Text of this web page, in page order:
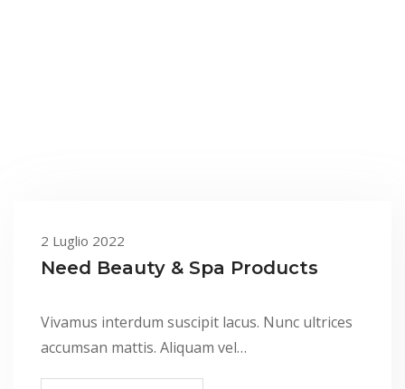
2 Luglio 2022
Need Beauty & Spa Products
Vivamus interdum suscipit lacus. Nunc ultrices
accumsan mattis. Aliquam vel…